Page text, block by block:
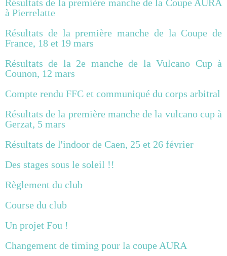
Résultats de la première manche de la Coupe AURA
à Pierrelatte
Résultats de la première manche de la Coupe de
France, 18 et 19 mars
Résultats de la 2e manche de la Vulcano Cup à
Counon, 12 mars
Compte rendu FFC et communiqué du corps arbitral
Résultats de la première manche de la vulcano cup à
Gerzat, 5 mars
Résultats de l'indoor de Caen, 25 et 26 février
Des stages sous le soleil !!
Règlement du club
Course du club
Un projet Fou !
Changement de timing pour la coupe AURA